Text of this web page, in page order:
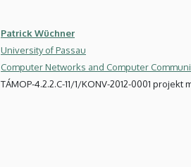
Patrick Wüchner
University of Passau
Computer Networks and Computer
TÁMOP-4.2.2.C-11/1/KONV-2012-0001